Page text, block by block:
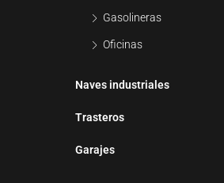
Gasolineras
Oficinas
Naves industriales
Trasteros
Garajes